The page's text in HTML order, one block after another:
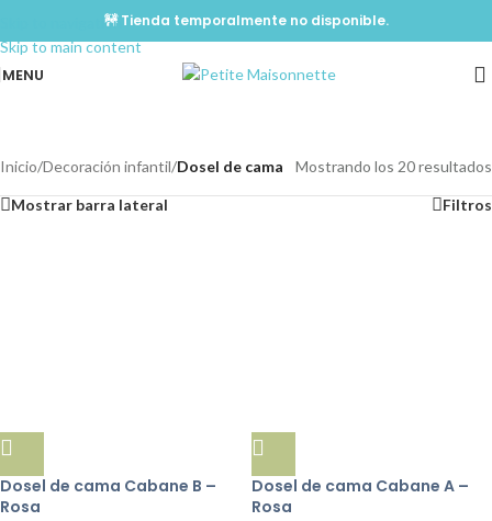
Skip to navigation
Skip to main content
🚧 Tienda temporalmente no disponible.
MENU
Inicio/Decoración infantil/Dosel de cama Mostrando los 20 resultados
Mostrar barra lateral Filtros
Dosel de cama Cabane B –
Rosa
Dosel de cama Cabane A –
Rosa